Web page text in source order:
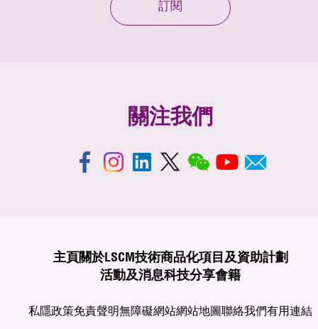
訂閱
關注我們
主頁 關於LSCM技術商品化項目及資助計劃
活動及消息科技分享會籍
私隱政策免責聲明無障礙網站網站地圖聯絡我們有用連結